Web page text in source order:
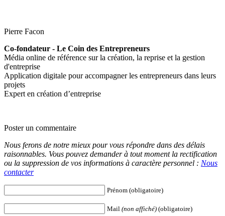
Pierre Facon
Co-fondateur - Le Coin des Entrepreneurs
Média online de référence sur la création, la reprise et la gestion
d'entreprise
Application digitale pour accompagner les entrepreneurs dans leurs
projets
Expert en création d’entreprise
Poster un commentaire
Nous ferons de notre mieux pour vous répondre dans des délais
raisonnables. Vous pouvez demander à tout moment la rectification
ou la suppression de vos informations à caractère personnel : Nous
contacter
Prénom (obligatoire)
Mail (non affiché) (obligatoire)